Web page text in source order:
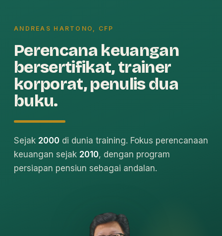
ANDREAS HARTONO, CFP
Perencana keuangan
bersertifikat, trainer
korporat, penulis dua
buku.
Sejak 2000 di dunia training. Fokus perencanaan
keuangan sejak 2010, dengan program
persiapan pensiun sebagai andalan.